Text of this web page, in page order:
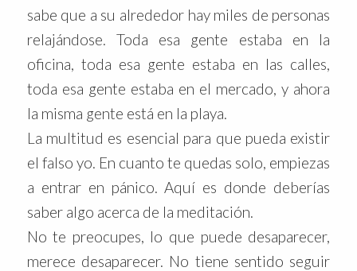
sabe que a su alrededor hay miles de personas
relajándose. Toda esa gente estaba en la
oficina, toda esa gente estaba en las calles,
toda esa gente estaba en el mercado, y ahora
la misma gente está en la playa.
La multitud es esencial para que pueda existir
el falso yo. En cuanto te quedas solo, empiezas
a entrar en pánico. Aquí es donde deberías
saber algo acerca de la meditación.
No te preocupes, lo que puede desaparecer,
merece desaparecer. No tiene sentido seguir